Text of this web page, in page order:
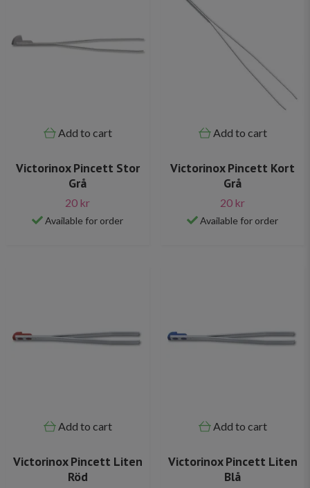
Add to cart
Victorinox Pincett Stor
Grå
20 kr
Available for order
Add to cart
Victorinox Pincett Kort
Grå
20 kr
Available for order
Add to cart
Victorinox Pincett Liten
Röd
Add to cart
Victorinox Pincett Liten
Blå